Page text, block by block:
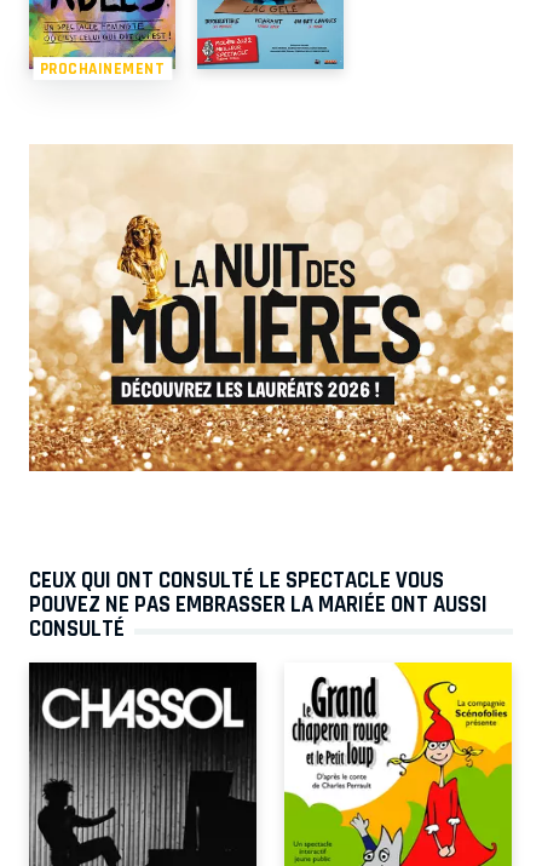
PROCHAINEMENT
CEUX QUI ONT CONSULTÉ LE SPECTACLE VOUS
POUVEZ NE PAS EMBRASSER LA MARIÉE ONT AUSSI
CONSULTÉ